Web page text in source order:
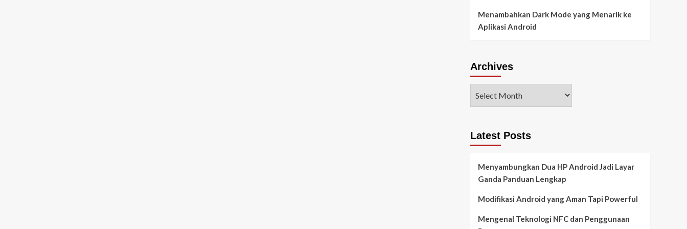
Menambahkan Dark Mode yang Menarik ke
Aplikasi Android
Archives
Latest Posts
Menyambungkan Dua HP Android Jadi Layar
Ganda Panduan Lengkap
Modifikasi Android yang Aman Tapi Powerful
Mengenal Teknologi NFC dan Penggunaan